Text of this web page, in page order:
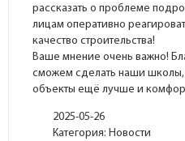
рассказать о проблеме
лицам оперативно
качество строительства!
Ваше мнение очень важно!
сможем сделать наши
объекты ещё лучше и
2025-05-26
Категория: Новости